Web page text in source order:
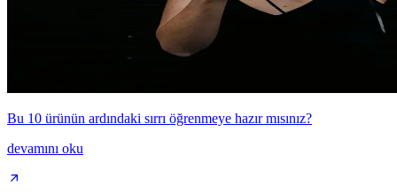
Bu 10 ürünün ardındaki sırrı öğrenmeye hazır mısınız?
devamını oku